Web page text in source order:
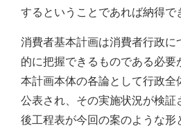
するということであれば納得で
消費者基本計画は消費者行政に
的に把握できるものである必要
本計画本体の各論として行政全
公表され、その実施状況が検証
後工程表が今回の案のような形